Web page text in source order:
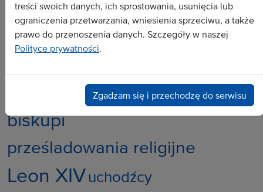
Popularne tematy:
katolicka nauka społecznaPolonia
Benedykt XVImłodzież
biskupi
prześladowania religijne
Leon XIV uchodźcy
treści swoich danych, ich sprostowania, usunięcia lub
ograniczenia przetwarzania, wniesienia sprzeciwu, a także
prawo do przenoszenia danych. Szczegóły w naszej
Polityce prywatności.
Zgadzam się i przechodzę do serwisu